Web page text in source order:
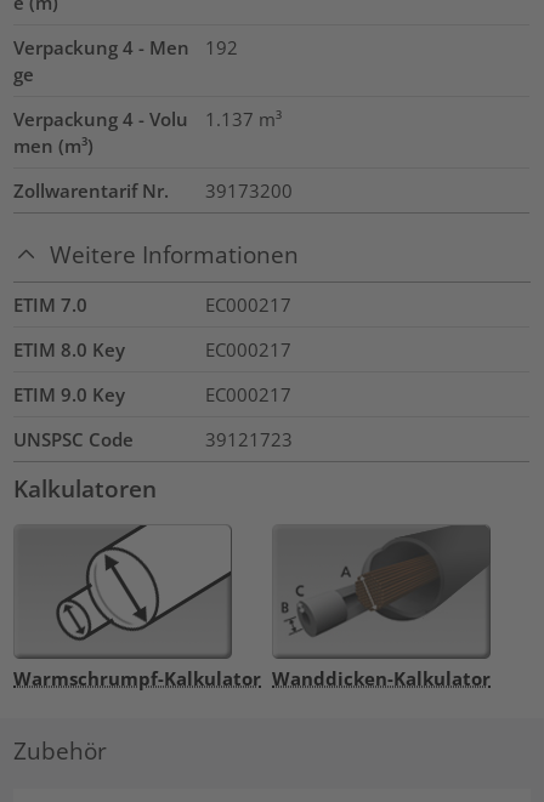
Verpackung 4 - Men
ge
192
Verpackung 4 - Volu
men (m³)
1.137 m³
Zollwarentarif Nr. 39173200
Weitere Informationen
ETIM 7.0
EC000217
ETIM 8.0 Key
EC000217
ETIM 9.0 Key
EC000217
UNSPSC Code
39121723
Kalkulatoren
Warmschrumpf-Kalkulator Wanddicken-Kalkulator
Zubehör